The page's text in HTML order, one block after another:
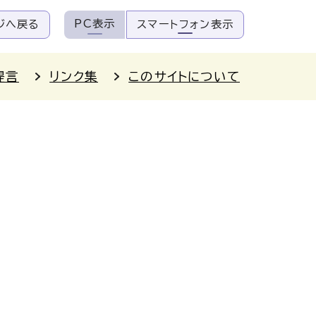
へ戻る PC表示 スマートフォン表示
言 リンク集 このサイトについて